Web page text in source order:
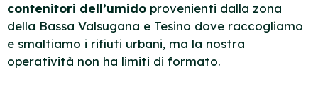
contenitori dell’umido provenienti dalla zona
della Bassa Valsugana e Tesino dove raccogliamo
e smaltiamo i rifiuti urbani, ma la nostra
operatività non ha limiti di formato.